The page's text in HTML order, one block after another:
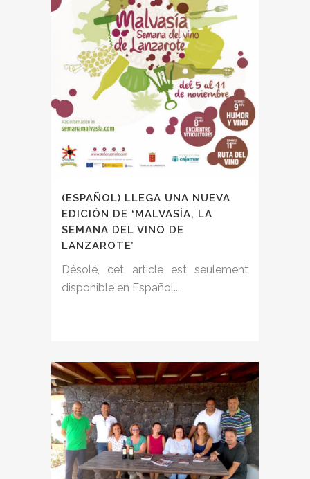
(ESPAÑOL) LLEGA UNA NUEVA
EDICIÓN DE ‘MALVASÍA, LA
SEMANA DEL VINO DE
LANZAROTE’
Désolé, cet article est seulement
disponible en Español....